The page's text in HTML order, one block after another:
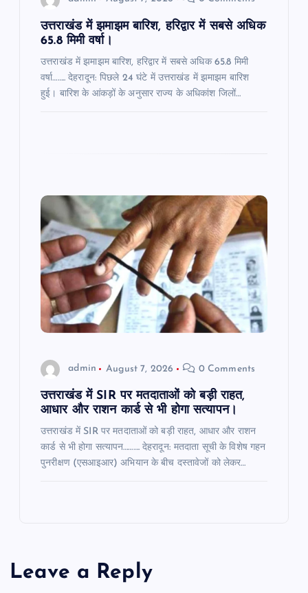
उत्तराखंड में झमाझम बारिश, हरिद्वार में सबसे अधिक
65.8 मिमी वर्षा।
उत्तराखंड में झमाझम बारिश, हरिद्वार में सबसे अधिक 65.8 मिमी
वर्षा…….. देहरादून: पिछले 24 घंटे में उत्तराखंड में झमाझम बारिश
हुई। बारिश के आंकड़ों के अनुसार राज्य के अधिकांश जिलों…
admin August 7, 2026 0 Comments
उत्तराखंड में SIR पर मतदाताओं को बड़ी राहत,
आधार और राशन कार्ड से भी होगा सत्यापन।
उत्तराखंड में SIR पर मतदाताओं को बड़ी राहत, आधार और राशन
कार्ड से भी होगा सत्यापन………. देहरादून: मतदाता सूची के विशेष गहन
पुनरीक्षण (एसआइआर) अभियान के बीच दस्तावेजों को लेकर…
Leave a Reply